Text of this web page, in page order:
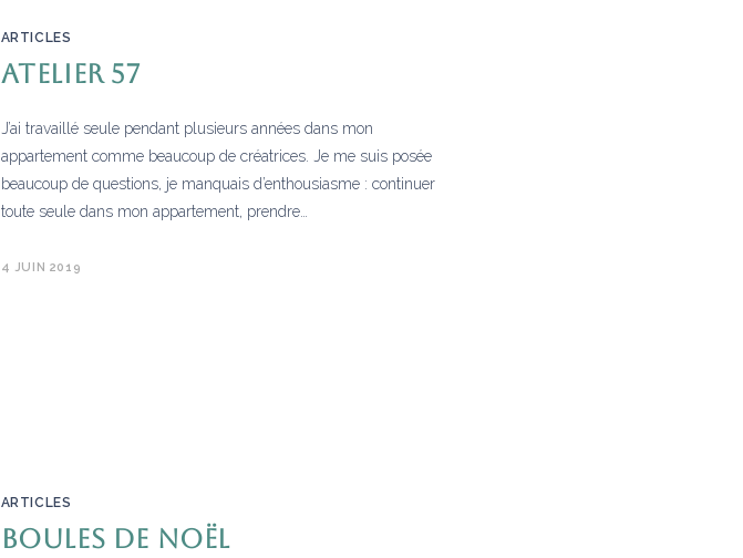
ARTICLES
Atelier 57
J’ai travaillé seule pendant plusieurs années dans mon
appartement comme beaucoup de créatrices. Je me suis posée
beaucoup de questions, je manquais d’enthousiasme : continuer
toute seule dans mon appartement, prendre…
4 JUIN 2019
ARTICLES
Boules de Noël